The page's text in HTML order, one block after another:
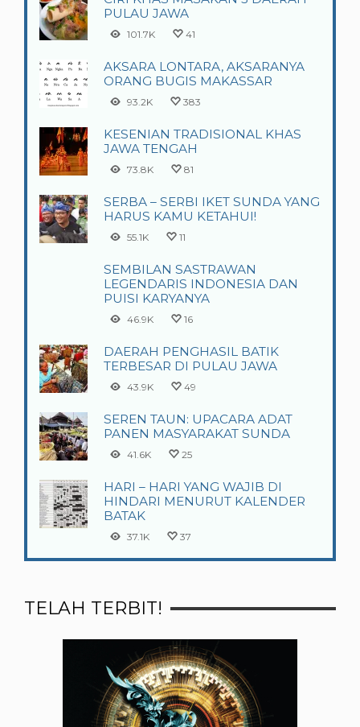
PULAU JAWA
101.7K 41
AKSARA LONTARA, AKSARANYA
ORANG BUGIS MAKASSAR
93.2K 383
KESENIAN TRADISIONAL KHAS
JAWA TENGAH
73.8K 81
SERBA – SERBI IKET SUNDA YANG
HARUS KAMU KETAHUI!
55.1K 11
SEMBILAN SASTRAWAN
LEGENDARIS INDONESIA DAN
PUISI KARYANYA
46.9K 16
DAERAH PENGHASIL BATIK
TERBESAR DI PULAU JAWA
43.9K 49
SEREN TAUN: UPACARA ADAT
PANEN MASYARAKAT SUNDA
41.6K 25
HARI – HARI YANG WAJIB DI
HINDARI MENURUT KALENDER
BATAK
37.1K 37
TELAH TERBIT!